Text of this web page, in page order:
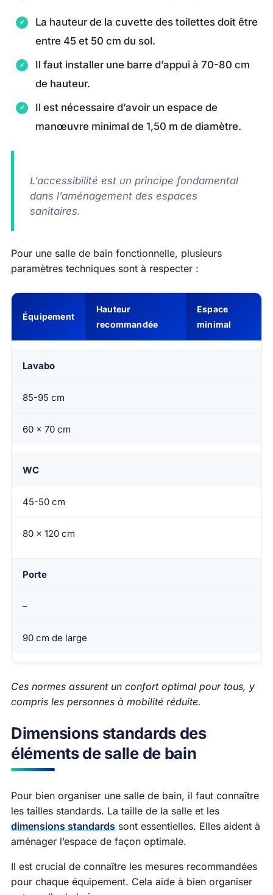
La hauteur de la cuvette des toilettes doit être
entre 45 et 50 cm du sol.
Il faut installer une barre d’appui à 70-80 cm
de hauteur.
Il est nécessaire d’avoir un espace de
manœuvre minimal de 1,50 m de diamètre.
L’accessibilité est un principe fondamental
dans l’aménagement des espaces
sanitaires.
Pour une salle de bain fonctionnelle, plusieurs
paramètres techniques sont à respecter :
Équipement
Hauteur
recommandée
Espace
minimal
Lavabo
85-95 cm
60 x 70 cm
WC
45-50 cm
80 x 120 cm
Porte
–
90 cm de large
Ces normes assurent un confort optimal pour tous, y
compris les personnes à mobilité réduite.
Dimensions standards des
éléments de salle de bain
Pour bien organiser une salle de bain, il faut connaître
les tailles standards. La taille de la salle et les
dimensions standards sont essentielles. Elles aident à
aménager l’espace de façon optimale.
Il est crucial de connaître les mesures recommandées
pour chaque équipement. Cela aide à bien organiser